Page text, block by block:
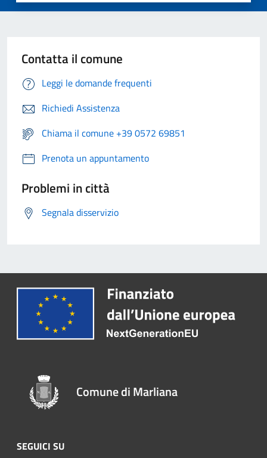
Contatta il comune
Leggi le domande frequenti
Richiedi Assistenza
Chiama il comune +39 0572 69851
Prenota un appuntamento
Problemi in città
Segnala disservizio
Comune di Marliana
SEGUICI SU